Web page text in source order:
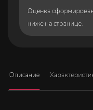
Оценка
ниже на странице.
Описание